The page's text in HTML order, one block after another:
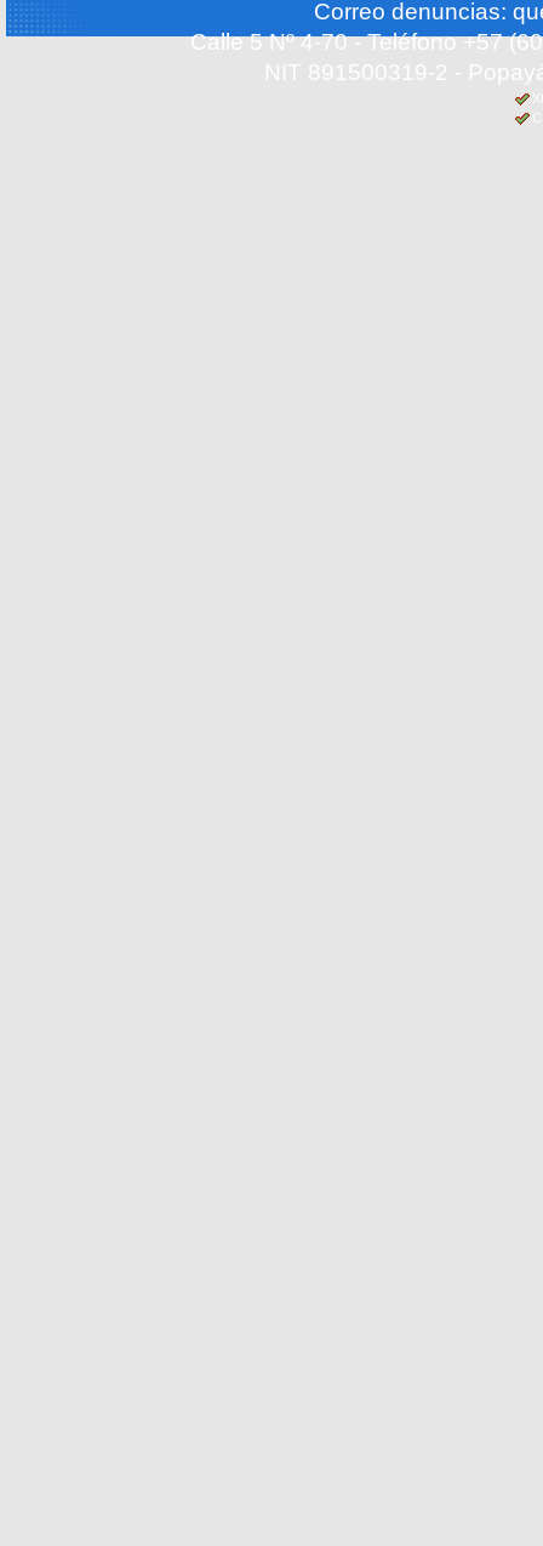
Correo denuncias:
Calle 5 Nº 4-70 - Teléfono +57
NIT 891500319-2 -